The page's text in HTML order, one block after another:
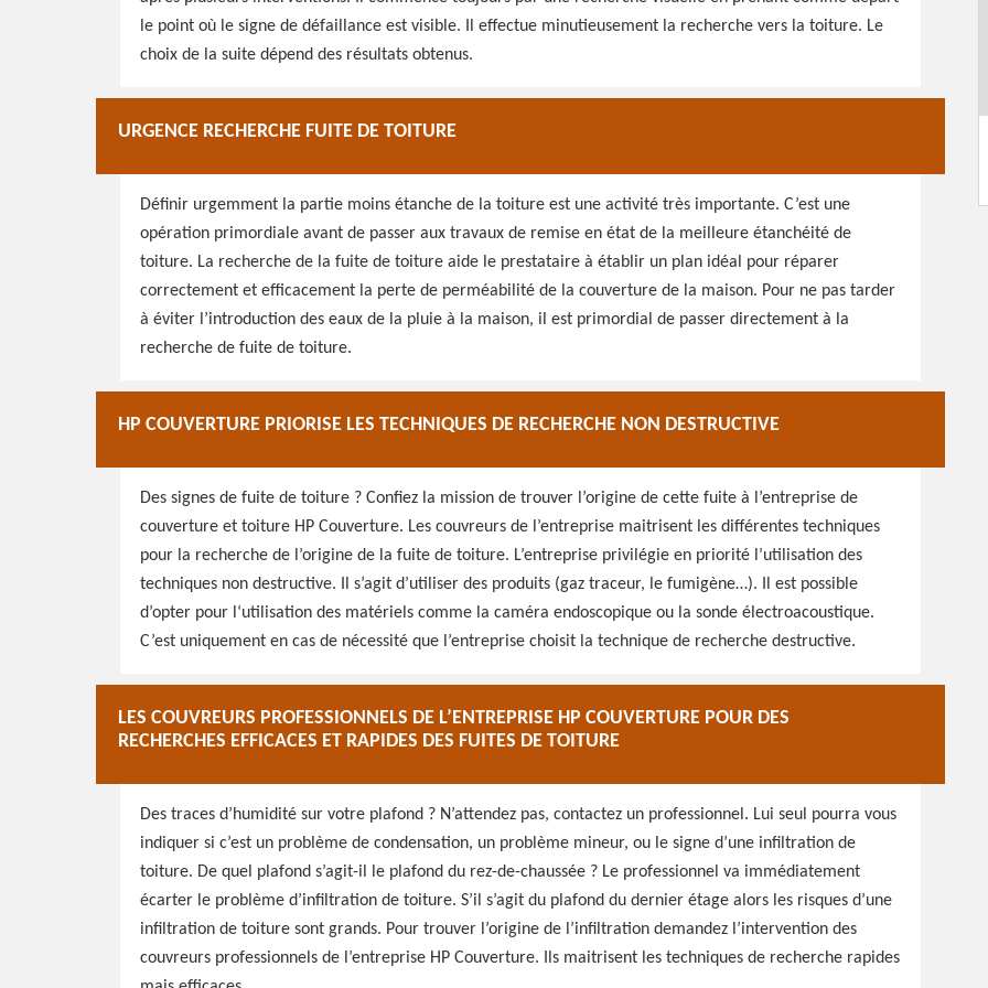
le point où le signe de défaillance est visible. Il effectue minutieusement la recherche vers la toiture. Le
choix de la suite dépend des résultats obtenus.
URGENCE RECHERCHE FUITE DE TOITURE
Définir urgemment la partie moins étanche de la toiture est une activité très importante. C’est une
opération primordiale avant de passer aux travaux de remise en état de la meilleure étanchéité de
toiture. La recherche de la fuite de toiture aide le prestataire à établir un plan idéal pour réparer
correctement et efficacement la perte de perméabilité de la couverture de la maison. Pour ne pas tarder
à éviter l’introduction des eaux de la pluie à la maison, il est primordial de passer directement à la
recherche de fuite de toiture.
HP COUVERTURE PRIORISE LES TECHNIQUES DE RECHERCHE NON DESTRUCTIVE
Des signes de fuite de toiture ? Confiez la mission de trouver l’origine de cette fuite à l’entreprise de
couverture et toiture HP Couverture. Les couvreurs de l’entreprise maitrisent les différentes techniques
pour la recherche de l’origine de la fuite de toiture. L’entreprise privilégie en priorité l’utilisation des
techniques non destructive. Il s’agit d’utiliser des produits (gaz traceur, le fumigène…). Il est possible
d’opter pour l‘utilisation des matériels comme la caméra endoscopique ou la sonde électroacoustique.
C’est uniquement en cas de nécessité que l’entreprise choisit la technique de recherche destructive.
LES COUVREURS PROFESSIONNELS DE L’ENTREPRISE HP COUVERTURE POUR DES
RECHERCHES EFFICACES ET RAPIDES DES FUITES DE TOITURE
Des traces d’humidité sur votre plafond ? N’attendez pas, contactez un professionnel. Lui seul pourra vous
indiquer si c’est un problème de condensation, un problème mineur, ou le signe d’une infiltration de
toiture. De quel plafond s’agit-il le plafond du rez-de-chaussée ? Le professionnel va immédiatement
écarter le problème d’infiltration de toiture. S’il s’agit du plafond du dernier étage alors les risques d’une
infiltration de toiture sont grands. Pour trouver l’origine de l’infiltration demandez l’intervention des
couvreurs professionnels de l’entreprise HP Couverture. Ils maitrisent les techniques de recherche rapides